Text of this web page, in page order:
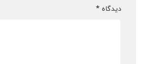
دیدگاه *